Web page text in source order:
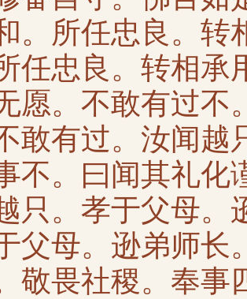
。所任忠良。转
任忠良。转相承
愿。不敢有过不
敢有过。汝闻越
不。曰闻其礼化
只。孝于父母。
父母。逊弟师长
敬畏社稷。奉事